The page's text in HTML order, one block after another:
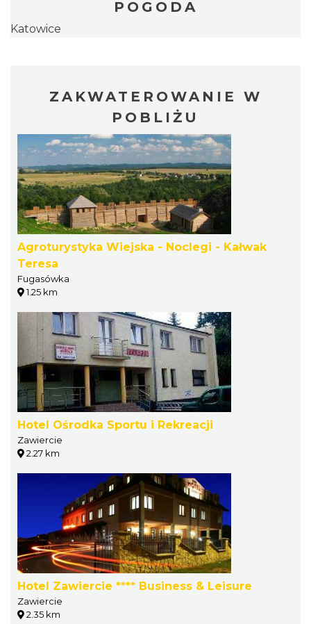
POGODA
Katowice
ZAKWATEROWANIE W
POBLIŻU
Agroturystyka Wiejska - Noclegi - Kałwak
Teresa
Fugasówka
1.25 km
Hotel Ośrodka Sportu i Rekreacji
Zawiercie
2.27 km
Hotel Zawiercie **** Business & Leisure
Zawiercie
2.35 km